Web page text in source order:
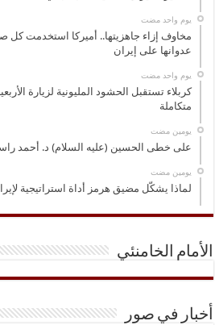
‏يوم واحد مضت
مخاوف إزاء جاهزيتها.. أميركا استخدمت كل
عدوانها على إيران
‏يوم واحد مضت
كربلاء تستقبل الحشود المليونية لزيارة
متكاملة
‏يومين مضت
على خطى الحسين (عليه السلام) د. أحمد
‏يومين مضت
لماذا يشكّل مضيق هرمز أداة استراتيجية
الأمام الخامنئي
أخبار في صور